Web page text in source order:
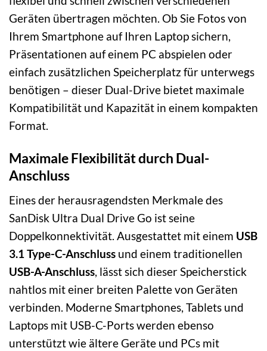
Geräten übertragen möchten. Ob Sie Fotos von
Ihrem Smartphone auf Ihren Laptop sichern,
Präsentationen auf einem PC abspielen oder
einfach zusätzlichen Speicherplatz für unterwegs
benötigen – dieser Dual-Drive bietet maximale
Kompatibilität und Kapazität in einem kompakten
Format.
Maximale Flexibilität durch Dual-
Anschluss
Eines der herausragendsten Merkmale des
SanDisk Ultra Dual Drive Go ist seine
Doppelkonnektivität. Ausgestattet mit einem USB
3.1 Type-C-Anschluss und einem traditionellen
USB-A-Anschluss , lässt sich dieser Speicherstick
nahtlos mit einer breiten Palette von Geräten
verbinden. Moderne Smartphones, Tablets und
Laptops mit USB-C-Ports werden ebenso
unterstützt wie ältere Geräte und PCs mit